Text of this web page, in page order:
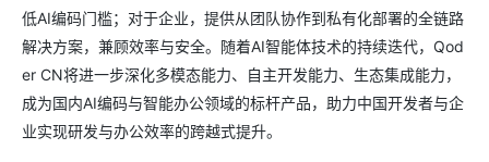
低AI编码门槛；对于企业，提供从团队协作到私有化部署的全链路
解决方案，兼顾效率与安全。随着AI智能体技术的持续迭代，Qod
er CN将进一步深化多模态能力、自主开发能力、生态集成能力，
成为国内AI编码与智能办公领域的标杆产品，助力中国开发者与企
业实现研发与办公效率的跨越式提升。